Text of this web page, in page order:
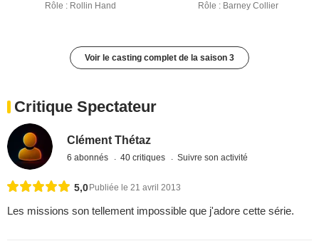
Rôle : Rollin Hand Rôle : Barney Collier
Voir le casting complet de la saison 3
Critique Spectateur
Clément Thétaz
6 abonnés 40 critiques Suivre son activité
5,0Publiée le 21 avril 2013
Les missions son tellement impossible que j'adore cette série.